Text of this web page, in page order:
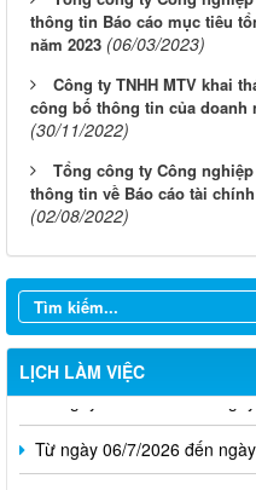
thông tin Báo cáo mục tiêu
năm 2023 (06/03/2023)
Công ty TNHH MTV khai
công bố thông tin của doanh
(30/11/2022)
Tổng công ty Công
thông tin về Báo cáo tài
(02/08/2022)
LỊCH LÀM VIỆC
Từ ngày 27/7/2026 đến
Từ ngày 20/7/2026 đến
Từ ngày 13/7/2026 đến ngày
Từ ngày 06/7/2026 đến